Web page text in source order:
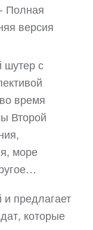
Полная
версия
шутер с
время
Второй
море
и предлагает
которые